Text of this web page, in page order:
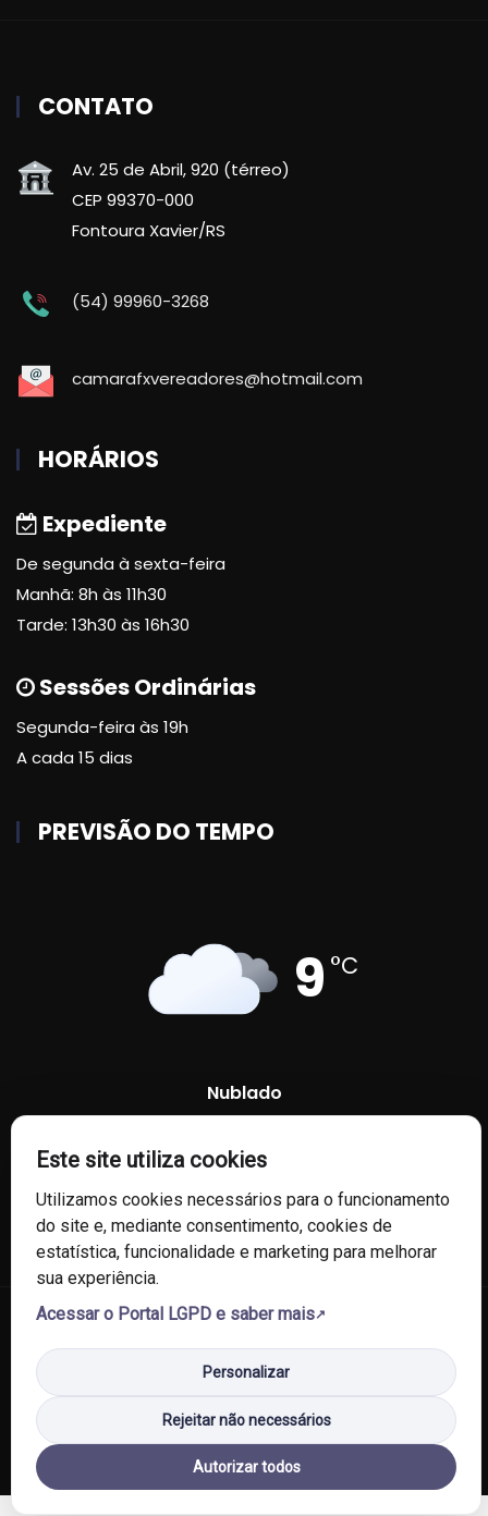
CONTATO
Av. 25 de Abril, 920 (térreo)
CEP 99370-000
Fontoura Xavier/RS
(54) 99960-3268
camarafxvereadores@hotmail.com
HORÁRIOS
Expediente
De segunda à sexta-feira
Manhã: 8h às 11h30
Tarde: 13h30 às 16h30
Sessões Ordinárias
Segunda-feira às 19h
A cada 15 dias
PREVISÃO DO TEMPO
9 °C
Nublado
74 % 1014 mb
direitos reservados.
Política de Privacidade Mapa do Site
Este site utiliza cookies
Utilizamos cookies necessários para o funcionamento
do site e, mediante consentimento, cookies de
estatística, funcionalidade e marketing para melhorar
sua experiência.
Acessar o Portal LGPD e saber mais
Personalizar
Rejeitar não necessários
Autorizar todos